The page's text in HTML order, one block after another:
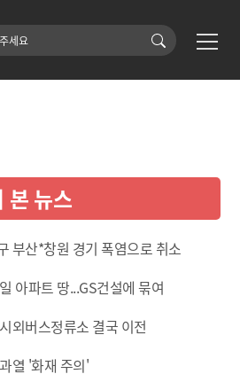
본 뉴스
부산*창원 경기 폭염으로 취소
아파트 땅...GS건설에 묶여
외버스정류소 결국 이전
열 '화재 주의'